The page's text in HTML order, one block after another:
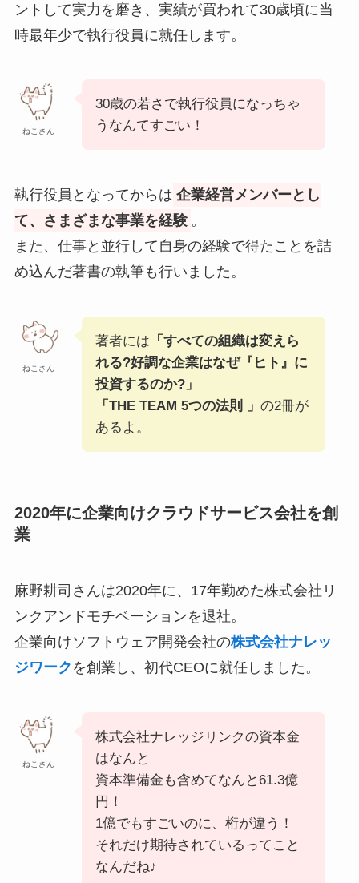
ントして実力を磨き、実績が買われて30歳頃に当
時最年少で執行役員に就任します。
ねこさん
30歳の若さで執行役員になっちゃ
うなんてすごい！
執行役員となってからは 企業経営メンバーとし
て、さまざまな事業を経験 。
また、仕事と並行して自身の経験で得たことを詰
め込んだ著書の執筆も行いました。
ねこさん
著者には 「すべての組織は変えら
れる?好調な企業はなぜ『ヒト』に
投資するのか?」
「THE TEAM 5つの法則 」 の2冊が
あるよ。
2020年に企業向けクラウドサービス会社を創
業
麻野耕司さんは2020年に、17年勤めた株式会社リ
ンクアンドモチベーションを退社。
企業向けソフトウェア開発会社の株式会社ナレッ
ジワーク を創業し、初代CEOに就任しました。
ねこさん
株式会社ナレッジリンクの資本金
はなんと
資本準備金も含めてなんと61.3億
円！
1億でもすごいのに、桁が違う！
それだけ期待されているってこと
なんだね♪